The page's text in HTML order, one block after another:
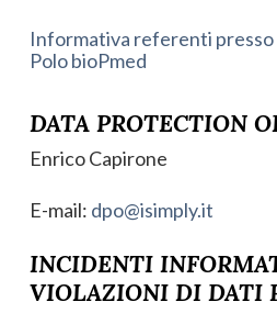
Informativa referenti presso
Polo bioPmed
DATA PROTECTION
Enrico Capirone
E-mail: dpo@isimply.it
INCIDENTI
VIOLAZIONI DI DATI